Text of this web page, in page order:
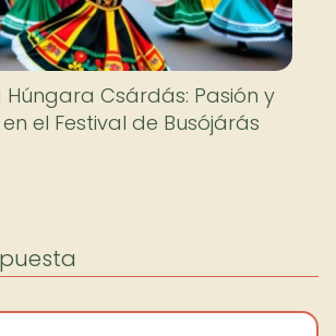
Húngara Csárdás: Pasión y
el Festival de Busójárás